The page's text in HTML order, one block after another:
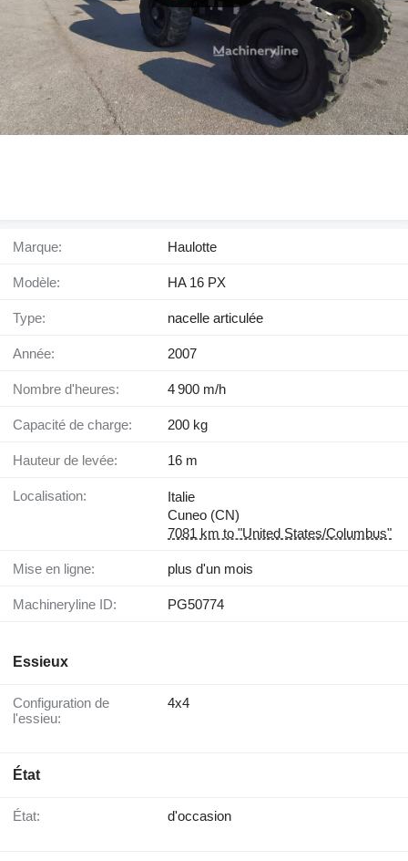
Marque: Haulotte
Modèle: HA 16 PX
Type: nacelle articulée
Année: 2007
Nombre d'heures: 4 900 m/h
Capacité de charge: 200 kg
Hauteur de levée: 16 m
Localisation:
Italie
Cuneo (CN)
7081 km to "United States/Columbus"
Mise en ligne: plus d'un mois
Machineryline ID: PG50774
Essieux
Configuration de
l'essieu:
4x4
État
État: d'occasion